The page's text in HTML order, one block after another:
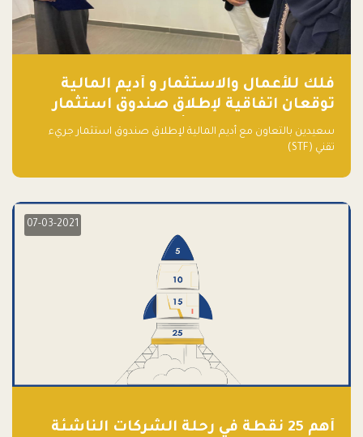
فلك للأعمال والاستثمار و أديم المالية
توقعان اتفاقية لإطلاق صندوق استثمار
جريء تقني (STF) - مشغل من قبل فـلك
سعيدين بالتعاون مع أديم المالية لإطلاق صندوق استثمار جريء
تقني (STF)
07-03-2021
أهم 25 نقطة في رحلة الشركات الناشئة